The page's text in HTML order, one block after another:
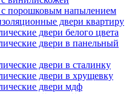
порошковым напылением
двери квартиру
двери белого цвета
двери в панельный
двери в сталинку
двери в хрущевку
двери мдф